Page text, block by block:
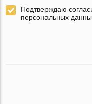
Подтверждаю
персональных